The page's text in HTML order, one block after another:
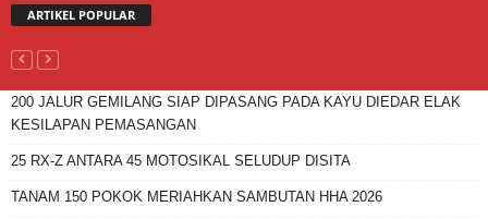
ARTIKEL POPULAR
200 JALUR GEMILANG SIAP DIPASANG PADA KAYU DIEDAR ELAK
KESILAPAN PEMASANGAN
25 RX-Z ANTARA 45 MOTOSIKAL SELUDUP DISITA
TANAM 150 POKOK MERIAHKAN SAMBUTAN HHA 2026